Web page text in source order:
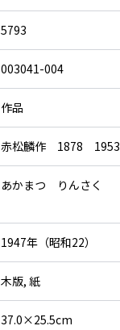
5793
003041-004
作品
赤松麟作 1878 1953
あかまつ りんさく
1947年（昭和22）
木版, 紙
37.0×25.5cm